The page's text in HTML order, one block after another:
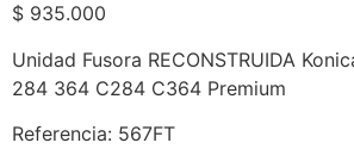
$ 935.000
Unidad Fusora RECONSTRUIDA
284 364 C284 C364 Premium
Referencia: 567FT